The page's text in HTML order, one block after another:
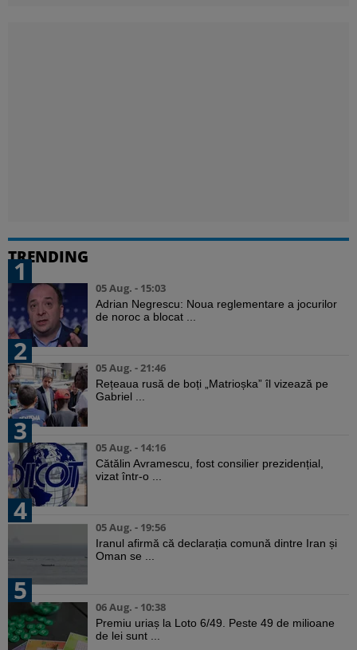
TRENDING
1
05 Aug. - 15:03
Adrian Negrescu: Noua reglementare a jocurilor
de noroc a blocat ...
2
05 Aug. - 21:46
Rețeaua rusă de boți „Matrioșka” îl vizează pe
Gabriel ...
3
05 Aug. - 14:16
Cătălin Avramescu, fost consilier prezidențial,
vizat într-o ...
4
05 Aug. - 19:56
Iranul afirmă că declarația comună dintre Iran și
Oman se ...
5
06 Aug. - 10:38
Premiu uriaș la Loto 6/49. Peste 49 de milioane
de lei sunt ...